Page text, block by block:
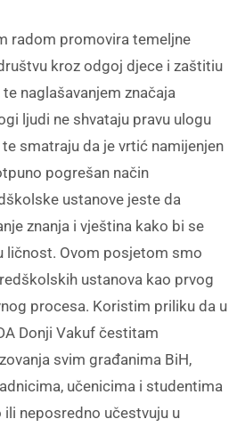
radom promovira temeljne
kroz odgoj djece i zaštitiu
naglašavanjem značaja
ljudi ne shvataju pravu ulogu
smatraju da je vrtić namijenjen
pogrešan način
ustanove jeste da
znanja i vještina kako bi se
ličnost. Ovom posjetom smo
ustanova kao prvog
procesa. Koristim priliku da u
Donji Vakuf čestitam
svim građanima BiH,
učenicima i studentima
neposredno učestvuju u